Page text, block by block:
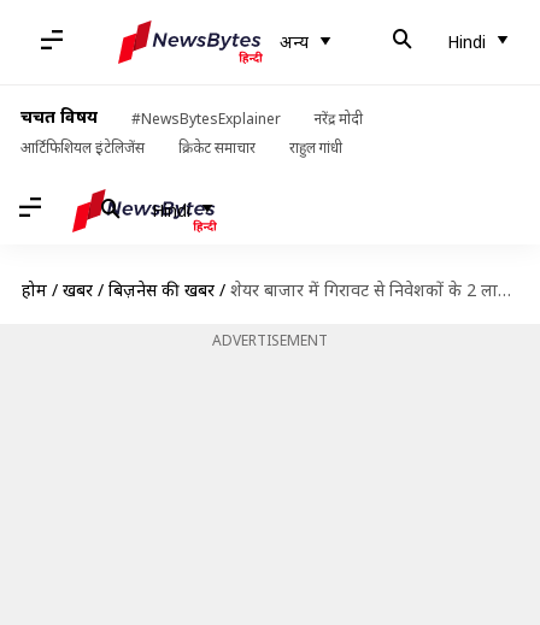
अन्य Hindi
चर्चित विषय #NewsBytesExplainer
नरेंद्र मोदी
आर्टिफिशियल इंटेलिजेंस
क्रिकेट समाचार राहुल गांधी
Hindi
होम / खबरें / बिज़नेस की खबरें / शेयर बाजार में गिरावट से निवेशकों के 2 लाख करोड़ डूबे, क्या है मंदी की वजह?
ADVERTISEMENT